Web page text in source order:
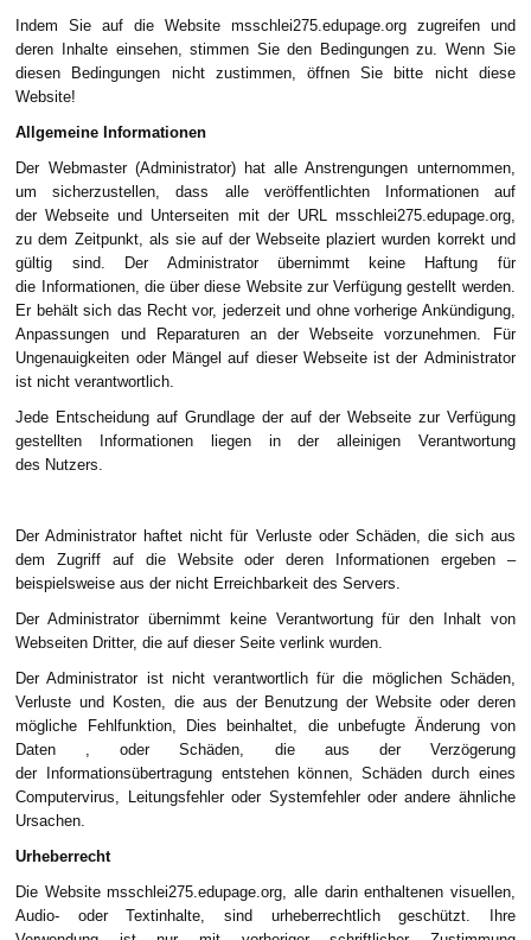
Indem Sie auf die Website msschlei275.edupage.org zugreifen und
deren Inhalte einsehen, stimmen Sie den Bedingungen zu. Wenn Sie
diesen Bedingungen nicht zustimmen, öffnen Sie bitte nicht diese
Website!
Allgemeine Informationen
Der Webmaster (Administrator) hat alle Anstrengungen unternommen,
um sicherzustellen, dass alle veröffentlichten Informationen auf
der Webseite und Unterseiten mit der URL msschlei275.edupage.org,
zu dem Zeitpunkt, als sie auf der Webseite plaziert wurden korrekt und
gültig sind. Der Administrator übernimmt keine Haftung für
die Informationen, die über diese Website zur Verfügung gestellt werden.
Er behält sich das Recht vor, jederzeit und ohne vorherige Ankündigung,
Anpassungen und Reparaturen an der Webseite vorzunehmen. Für
Ungenauigkeiten oder Mängel auf dieser Webseite ist der Administrator
ist nicht verantwortlich.
Jede Entscheidung auf Grundlage der auf der Webseite zur Verfügung
gestellten Informationen liegen in der alleinigen Verantwortung
des Nutzers.
Der Administrator haftet nicht für Verluste oder Schäden, die sich aus
dem Zugriff auf die Website oder deren Informationen ergeben –
beispielsweise aus der nicht Erreichbarkeit des Servers.
Der Administrator übernimmt keine Verantwortung für den Inhalt von
Webseiten Dritter, die auf dieser Seite verlink wurden.
Der Administrator ist nicht verantwortlich für die möglichen Schäden,
Verluste und Kosten, die aus der Benutzung der Website oder deren
mögliche Fehlfunktion, Dies beinhaltet, die unbefugte Änderung von
Daten , oder Schäden, die aus der Verzögerung
der Informationsübertragung entstehen können, Schäden durch eines
Computervirus, Leitungsfehler oder Systemfehler oder andere ähnliche
Ursachen.
Urheberrecht
Die Website msschlei275.edupage.org, alle darin enthaltenen visuellen,
Audio- oder Textinhalte, sind urheberrechtlich geschützt. Ihre